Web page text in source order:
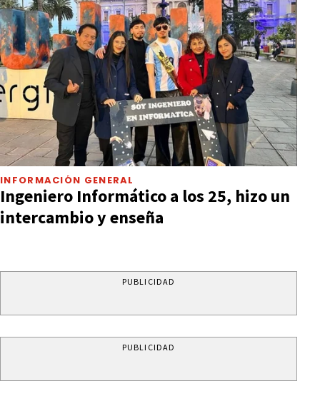
INFORMACIÓN GENERAL
Ingeniero Informático a los 25, hizo un
intercambio y enseña
PUBLICIDAD
PUBLICIDAD